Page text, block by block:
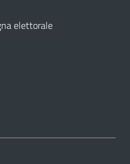
elettorale